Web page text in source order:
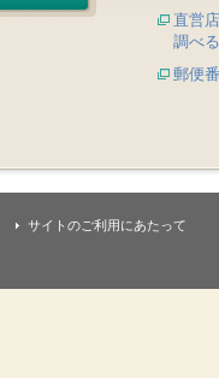
直営
調べる
郵便
サイトのご利用にあたって